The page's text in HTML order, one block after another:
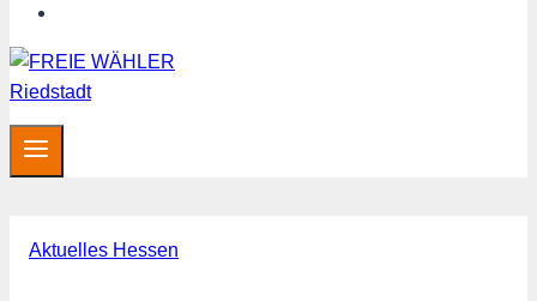
Aktuelles Hessen